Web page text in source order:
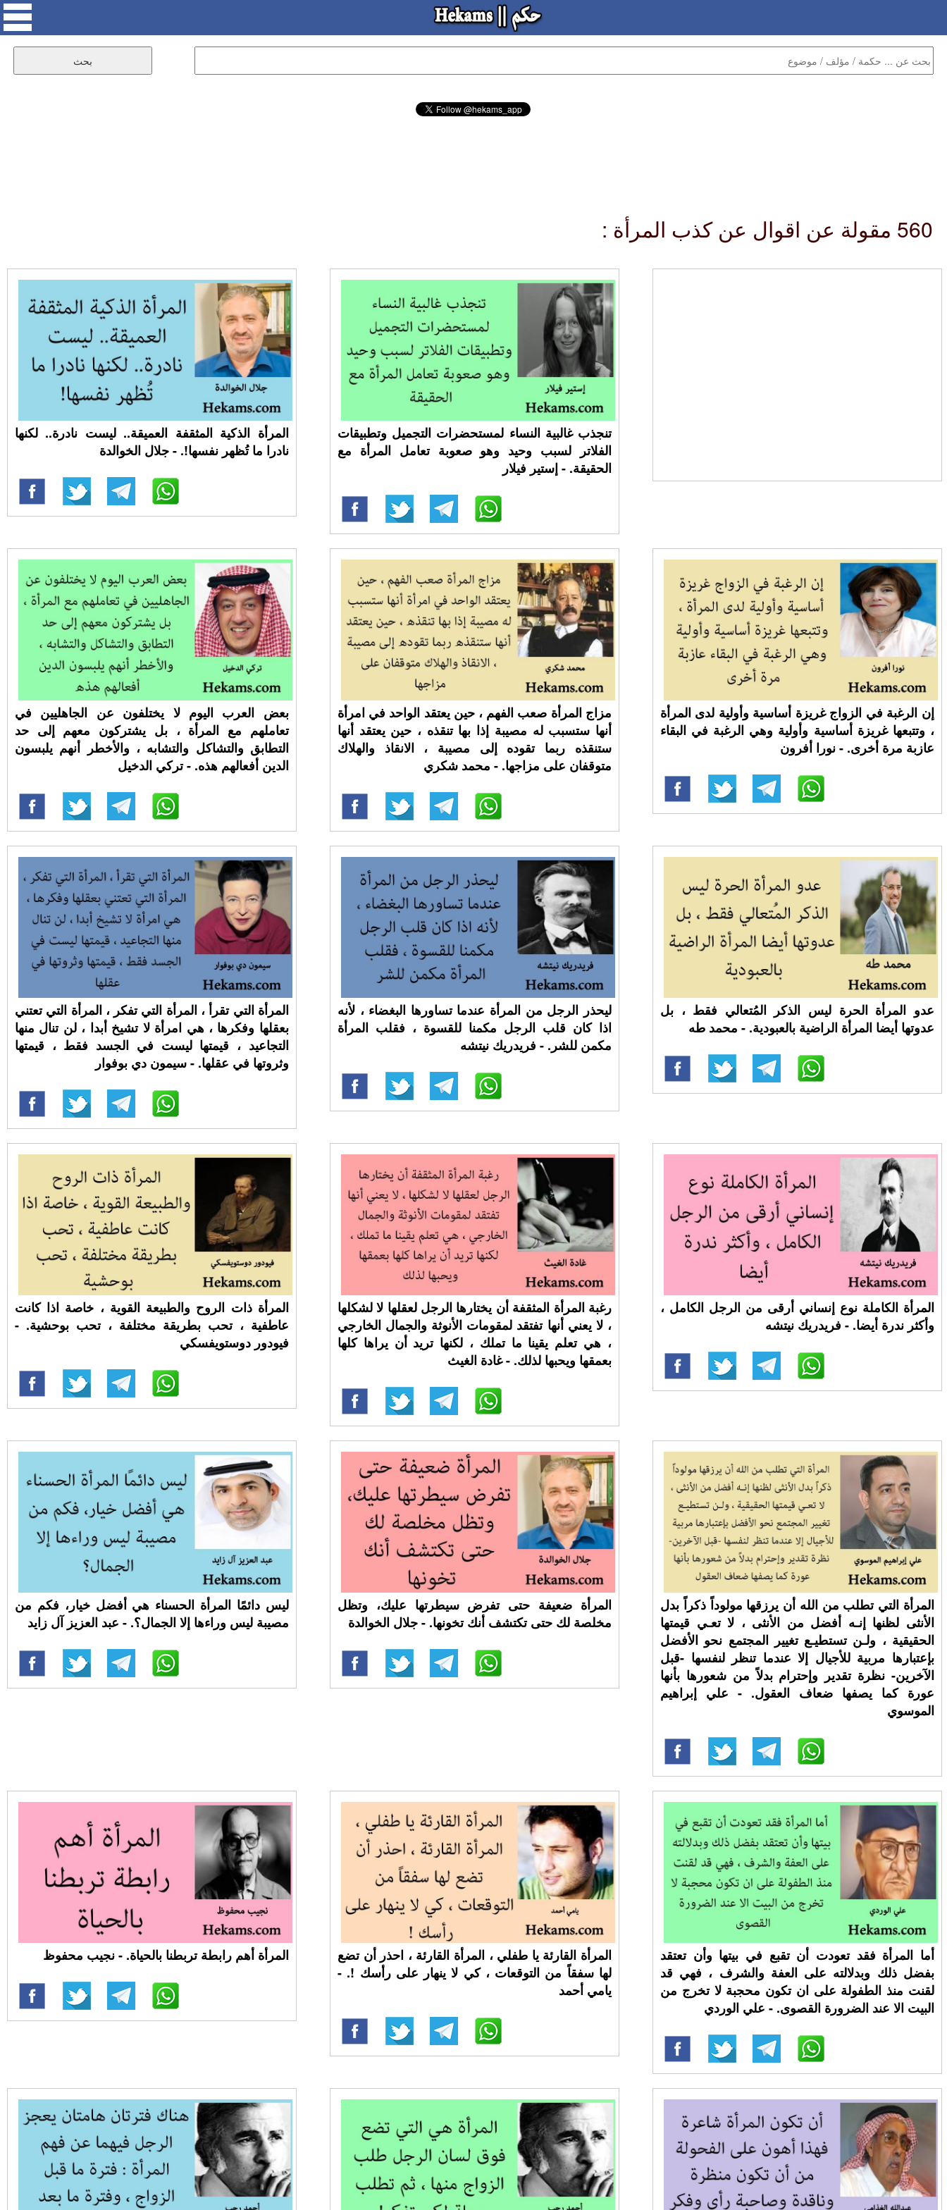
560 مقولة عن اقوال عن كذب المرأة :
المرأة الذكية المثقفة العميقة.. ليست نادرة.. لكنها
نادرا ما تُظهر نفسها!. - جلال الخوالدة
تنجذب غالبية النساء لمستحضرات التجميل وتطبيقات
الفلاتر لسبب وحيد وهو صعوبة تعامل المرأة مع
الحقيقة. - إستير فيلار
بعض العرب اليوم لا يختلفون عن الجاهليين في
تعاملهم مع المرأة ، بل يشتركون معهم إلى حد
التطابق والتشاكل والتشابه ، والأخطر أنهم يلبسون
الدين أفعالهم هذه. - تركي الدخيل
مزاج المرأة صعب الفهم ، حين يعتقد الواحد في امرأة
أنها ستسبب له مصيبة إذا بها تنقذه ، حين يعتقد أنها
ستنقذه ربما تقوده إلى مصيبة ، الانقاذ والهلاك
متوقفان على مزاجها. - محمد شكري
إن الرغبة في الزواج غريزة أساسية وأولية لدى المرأة
، وتتبعها غريزة أساسية وأولية وهي الرغبة في البقاء
عازبة مرة أخرى. - نورا أفرون
المرأة التي تقرأ ، المرأة التي تفكر ، المرأة التي تعتني
بعقلها وفكرها ، هي امرأة لا تشيخ أبدا ، لن تنال منها
التجاعيد ، قيمتها ليست في الجسد فقط ، قيمتها
وثروتها في عقلها. - سيمون دي بوفوار
ليحذر الرجل من المرأة عندما تساورها البغضاء ، لأنه
اذا كان قلب الرجل مكمنا للقسوة ، فقلب المرأة
مكمن للشر. - فريدريك نيتشه
عدو المرأة الحرة ليس الذكر المُتعالي فقط ، بل
عدوتها أيضا المرأة الراضية بالعبودية. - محمد طه
المرأة ذات الروح والطبيعة القوية ، خاصة اذا كانت
عاطفية ، تحب بطريقة مختلفة ، تحب بوحشية. -
فيودور دوستويفسكي
رغبة المرأة المثقفة أن يختارها الرجل لعقلها لا لشكلها
، لا يعني أنها تفتقد لمقومات الأنوثة والجمال الخارجي
، هي تعلم يقينا ما تملك ، لكنها تريد أن يراها كلها
بعمقها ويحبها لذلك. - غادة الغيث
المرأة الكاملة نوع إنساني أرقى من الرجل الكامل ،
وأكثر ندرة أيضا. - فريدريك نيتشه
ليس دائمًا المرأة الحسناء هي أفضل خيار، فكم من
مصيبة ليس وراءها إلا الجمال؟. - عبد العزيز آل زايد
المرأة ضعيفة حتى تفرض سيطرتها عليك، وتظل
مخلصة لك حتى تكتشف أنك تخونها. - جلال الخوالدة
المرأة التي تطلب من الله أن يرزقها مولوداً ذكراً بدل
الأنثى لظنها إنـه أفضل من الأنثى ، لا تعـي قيمتها
الحقيقية ، ولـن تستطيـع تغيير المجتمع نحو الأفضل
بإعتبارها مربية للأجيال إلا عندما تنظر لنفسها -قبل
الآخرين- نظرة تقدير وإحترام بدلاً من شعورها بأنها
عورة كما يصفها ضعاف العقول. - علي إبراهيم
الموسوي
المرأة أهم رابطة تربطنا بالحياة. - نجيب محفوظ
المرأة القارئة يا طفلي ، المرأة القارئة ، احذر أن تضع
لها سفقاً من التوقعات ، كي لا ينهار على رأسك !. -
يامي أحمد
أما المرأة فقد تعودت أن تقبع في بيتها وأن تعتقد
بفضل ذلك وبدلالته على العفة والشرف ، فهي قد
لقنت منذ الطفولة على ان تكون محجبة لا تخرج من
البيت الا عند الضرورة القصوى. - علي الوردي